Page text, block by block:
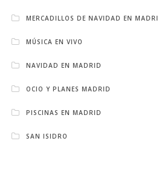
MERCADILLOS DE NAVIDAD EN
MÚSICA EN VIVO
NAVIDAD EN MADRID
OCIO Y PLANES MADRID
PISCINAS EN MADRID
SAN ISIDRO